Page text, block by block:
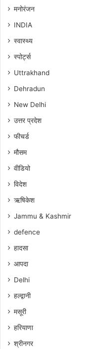
मनोरंजन
INDIA
स्वास्थ्य
स्पोर्ट्स
Uttrakhand
Dehradun
New Delhi
उत्तर प्रदेश
फीचर्ड
मौसम
वीडियो
विदेश
ऋषिकेश
Jammu & Kashmir
defence
हादसा
आपदा
Delhi
हल्द्वानी
मसूरी
हरियाणा
श्रीनगर